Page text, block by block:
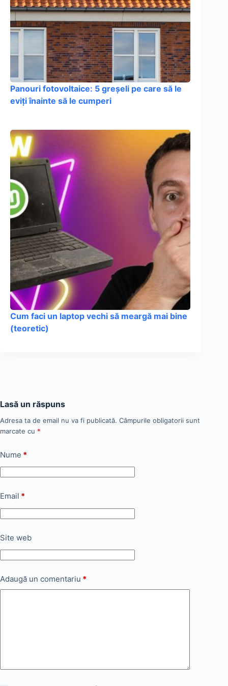
Panouri fotovoltaice: 5 greșeli pe care să le
eviți înainte să le cumperi
Cum faci un laptop vechi să meargă mai bine
(teoretic)
Lasă un răspuns
Adresa ta de email nu va fi publicată. Câmpurile obligatorii sunt
marcate cu *
Nume *
Email *
Site web
Adaugă un comentariu *